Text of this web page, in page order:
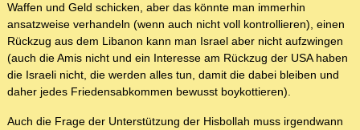
Waffen und Geld schicken, aber das könnte man immerhin
ansatzweise verhandeln (wenn auch nicht voll kontrollieren), einen
Rückzug aus dem Libanon kann man Israel aber nicht aufzwingen
(auch die Amis nicht und ein Interesse am Rückzug der USA haben
die Israeli nicht, die werden alles tun, damit die dabei bleiben und
daher jedes Friedensabkommen bewusst boykottieren).
Auch die Frage der Unterstützung der Hisbollah muss irgendwann